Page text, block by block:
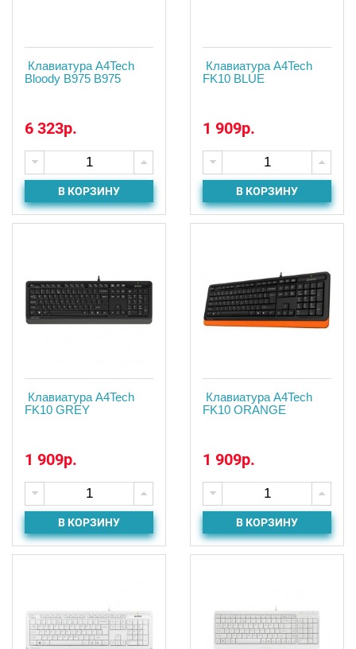
Клавиатура A4Tech
Bloody B975 B975
6 323р.
В КОРЗИНУ
Клавиатура A4Tech
FK10 BLUE
1 909р.
В КОРЗИНУ
Клавиатура A4Tech
FK10 GREY
1 909р.
В КОРЗИНУ
Клавиатура A4Tech
FK10 ORANGE
1 909р.
В КОРЗИНУ